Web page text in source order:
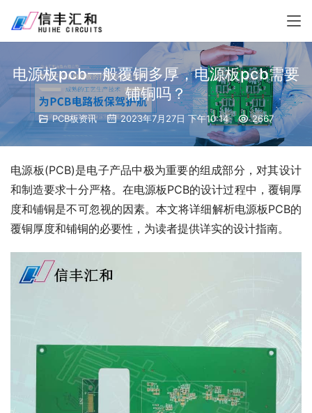
电源板pcb一般覆铜多厚，电源板pcb需要
铺铜吗？
PCB板资讯 2023年7月27日 下午10:14 2667
电源板(PCB)是电子产品中极为重要的组成部分，对其设计
和制造要求十分严格。在电源板PCB的设计过程中，覆铜厚
度和铺铜是不可忽视的因素。本文将详细解析电源板PCB的
覆铜厚度和铺铜的必要性，为读者提供详实的设计指南。